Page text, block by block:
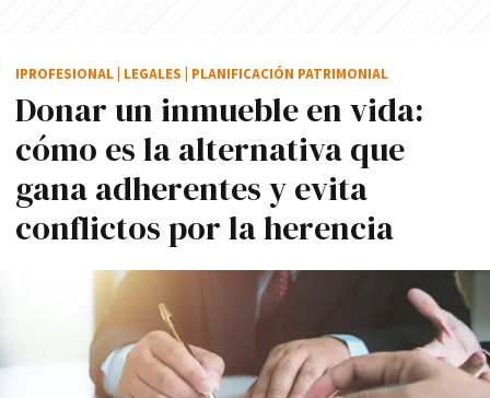
Donar un inmueble en vida:
cómo es la alternativa que
gana adherentes y evita
conflictos por la herencia
IPROFESIONAL LEGALES PLANIFICACIÓN PATRIMONIAL